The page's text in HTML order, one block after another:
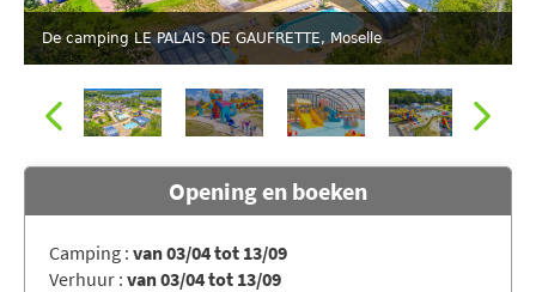
De camping LE PALAIS DE GAUFRETTE, Moselle
Speeltuin voor de kinderen
Opening en boeken
Camping : van 03/04 tot 13/09
Verhuur : van 03/04 tot 13/09